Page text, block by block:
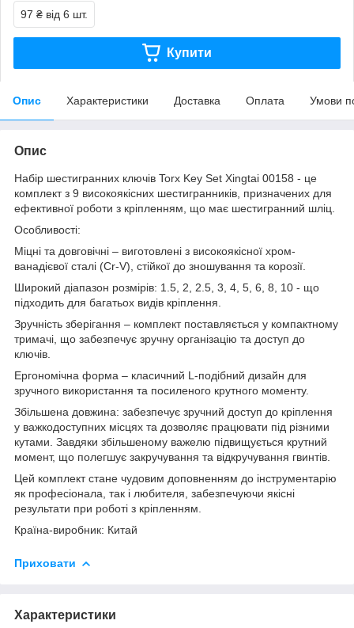
97 ₴ від 6 шт.
Купити
Опис Характеристики Доставка Оплата Умови
Опис
Набір шестигранних ключів Torx Key Set Xingtai 00158 - це
комплект з 9 високоякісних шестигранників, призначених для
ефективної роботи з кріпленням, що має шестигранний шліц.
Особливості:
Міцні та довговічні – виготовлені з високоякісної хром-
ванадієвої сталі (Cr-V), стійкої до зношування та корозії.
Широкий діапазон розмірів: 1.5, 2, 2.5, 3, 4, 5, 6, 8, 10 - що
підходить для багатьох видів кріплення.
Зручність зберігання – комплект поставляється у компактному
тримачі, що забезпечує зручну організацію та доступ до
ключів.
Ергономічна форма – класичний L-подібний дизайн для
зручного використання та посиленого крутного моменту.
Збільшена довжина: забезпечує зручний доступ до кріплення
у важкодоступних місцях та дозволяє працювати під різними
кутами. Завдяки збільшеному важелю підвищується крутний
момент, що полегшує закручування та відкручування гвинтів.
Цей комплект стане чудовим доповненням до інструментарію
як професіонала, так і любителя, забезпечуючи якісні
результати при роботі з кріпленням.
Країна-виробник: Китай
Приховати
Характеристики